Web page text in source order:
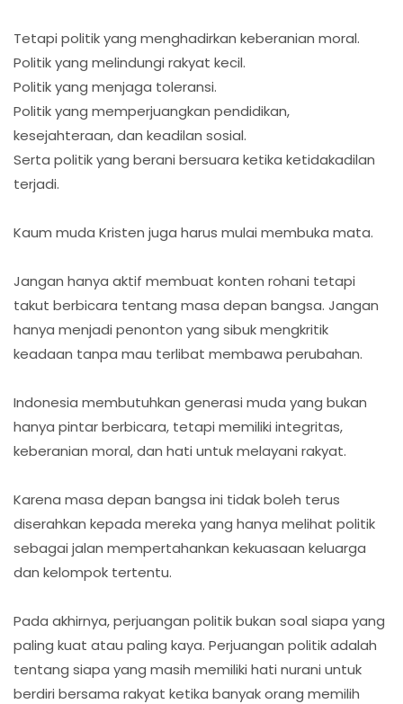
Tetapi politik yang menghadirkan keberanian moral.
Politik yang melindungi rakyat kecil.
Politik yang menjaga toleransi.
Politik yang memperjuangkan pendidikan,
kesejahteraan, dan keadilan sosial.
Serta politik yang berani bersuara ketika ketidakadilan
terjadi.
Kaum muda Kristen juga harus mulai membuka mata.
Jangan hanya aktif membuat konten rohani tetapi
takut berbicara tentang masa depan bangsa. Jangan
hanya menjadi penonton yang sibuk mengkritik
keadaan tanpa mau terlibat membawa perubahan.
Indonesia membutuhkan generasi muda yang bukan
hanya pintar berbicara, tetapi memiliki integritas,
keberanian moral, dan hati untuk melayani rakyat.
Karena masa depan bangsa ini tidak boleh terus
diserahkan kepada mereka yang hanya melihat politik
sebagai jalan mempertahankan kekuasaan keluarga
dan kelompok tertentu.
Pada akhirnya, perjuangan politik bukan soal siapa yang
paling kuat atau paling kaya. Perjuangan politik adalah
tentang siapa yang masih memiliki hati nurani untuk
berdiri bersama rakyat ketika banyak orang memilih